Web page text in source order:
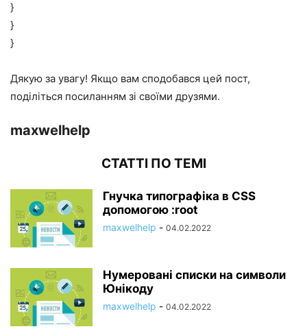
}
}
}
Дякую за увагу! Якщо вам сподобався цей пост,
поділіться посиланням зі своїми друзями.
maxwelhelp
СТАТТІ ПО ТЕМІ
Гнучка типографіка в CSS
допомогою :root
maxwelhelp - 04.02.2022
Нумеровані списки на символи
Юнікоду
maxwelhelp - 04.02.2022